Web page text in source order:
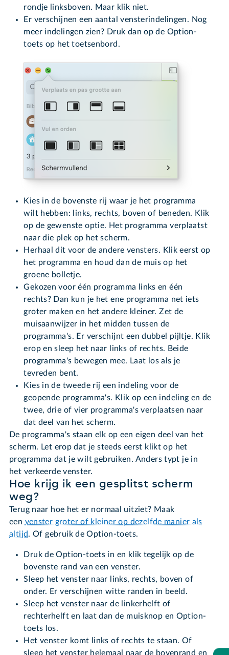
rondje linksboven. Maar klik niet.
Er verschijnen een aantal vensterindelingen. Nog
meer indelingen zien? Druk dan op de Option-
toets op het toetsenbord.
Kies in de bovenste rij waar je het programma
wilt hebben: links, rechts, boven of beneden. Klik
op de gewenste optie. Het programma verplaatst
naar die plek op het scherm.
Herhaal dit voor de andere vensters. Klik eerst op
het programma en houd dan de muis op het
groene bolletje.
Gekozen voor één programma links en één
rechts? Dan kun je het ene programma net iets
groter maken en het andere kleiner. Zet de
muisaanwijzer in het midden tussen de
programma's. Er verschijnt een dubbel pijltje. Klik
erop en sleep het naar links of rechts. Beide
programma's bewegen mee. Laat los als je
tevreden bent.
Kies in de tweede rij een indeling voor de
geopende programma's. Klik op een indeling en de
twee, drie of vier programma's verplaatsen naar
dat deel van het scherm.
De programma's staan elk op een eigen deel van het
scherm. Let erop dat je steeds eerst klikt op het
programma dat je wilt gebruiken. Anders typt je in
het verkeerde venster.
Hoe krijg ik een gesplitst scherm
weg?
Terug naar hoe het er normaal uitziet? Maak
een venster groter of kleiner op dezelfde manier als
altijd. Of gebruik de Option-toets.
Druk de Option-toets in en klik tegelijk op de
bovenste rand van een venster.
Sleep het venster naar links, rechts, boven of
onder. Er verschijnen witte randen in beeld.
Sleep het venster naar de linkerhelft of
rechterhelft en laat dan de muisknop en Option-
toets los.
Het venster komt links of rechts te staan. Of
sleep het venster helemaal naar de bovenrand en